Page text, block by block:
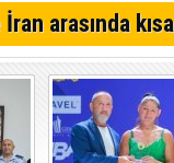
İran arasında